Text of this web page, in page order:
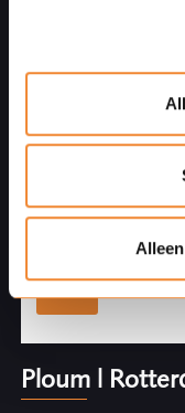
Ploum |